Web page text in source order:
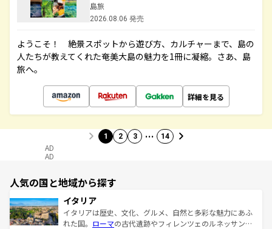
島旅
2026.08.06 発売
ようこそ！ 絶景スポットから遊び方、カルチャーまで、島の
人たちが教えてくれた奄美大島の魅力を1冊に凝縮。さあ、島
旅へ。
詳細を見る
1 2 3 … 14
AD
AD
人気の国と地域から探す
イタリア
イタリアは歴史、文化、グルメ、自然と多彩な魅力にあふ
れた国。 ローマの古代遺跡やフィレンツェのルネッサンス